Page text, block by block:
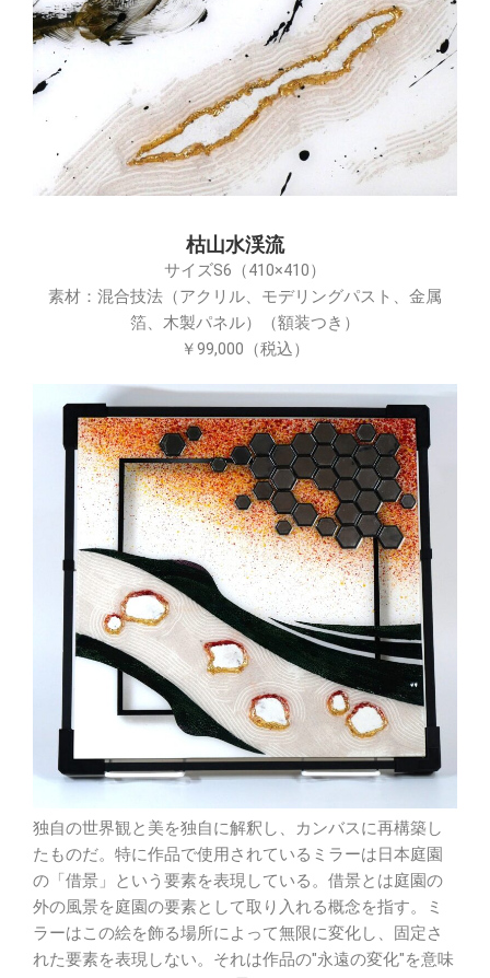
枯山水渓流
サイズS6（410×410）
素材：混合技法（アクリル、モデリングパスト、金属
箔、木製パネル）（額装つき）
￥99,000（税込）
独自の世界観と美を独自に解釈し、カンバスに再構築し
たものだ。特に作品で使用されているミラーは日本庭園
の「借景」という要素を表現している。借景とは庭園の
外の風景を庭園の要素として取り入れる概念を指す。ミ
ラーはこの絵を飾る場所によって無限に変化し、固定さ
れた要素を表現しない。それは作品の"永遠の変化"を意味